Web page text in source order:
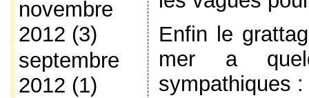
novembre
2012 (3)
septembre
2012 (1)
Enfin le
mer a
sympathiques :